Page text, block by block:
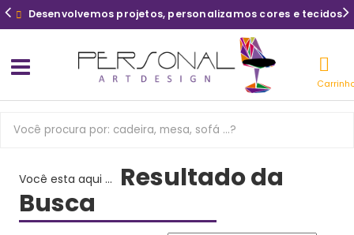
Desenvolvemos projetos, personalizamos cores e tecidos
Você esta aqui ... Resultado da
Busca